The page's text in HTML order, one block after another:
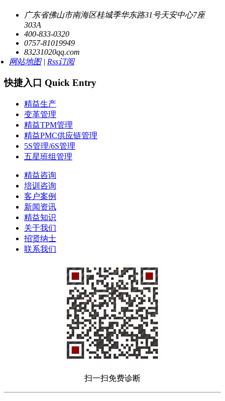
广东省佛山市南海区桂城季华东路31号天安中心7座
303A
400-833-0320
0757-81019949
83231020qq.com
网站地图| Rss订阅
快捷入口 Quick Entry
精益生产
变革管理
精益TPM管理
精益PMC供应链管理
5S管理/6S管理
五星班组管理
精益咨询
培训咨询
客户案例
新闻资讯
精益知识
关于我们
招贤纳士
联系我们
扫一扫免费诊断